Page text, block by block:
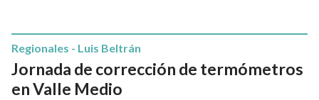
Jornada de corrección de termómetros
en Valle Medio
Regionales - Luis Beltrán